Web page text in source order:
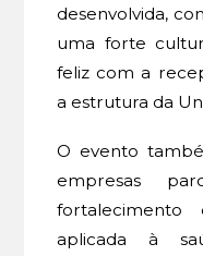
desenvolvida,
uma forte
feliz com a
a estrutura da
O evento
empresas
fortalecimento
aplicada à